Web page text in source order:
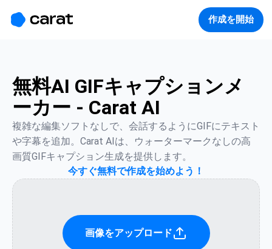
作成を開始
無料AI GIFキャプションメ
ーカー - Carat AI
複雑な編集ソフトなしで、会話するようにGIFにテキスト
や字幕を追加。Carat AIは、ウォーターマークなしの高
画質GIFキャプション生成を提供します。
今すぐ無料で作成を始めよう！
画像をアップロード